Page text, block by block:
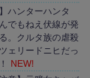
ハンターハンタ
でもねえ伏線が発
。クルタ族の虐殺
ェリードニヒだっ
NEW!